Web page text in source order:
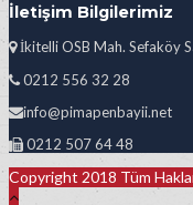
İletişim Bilgilerimiz
İkitelli OSB Mah. Sefaköy
0212 556 32 28
info@pimapenbayii.net
0212 507 64 48
Copyright 2018 Tüm